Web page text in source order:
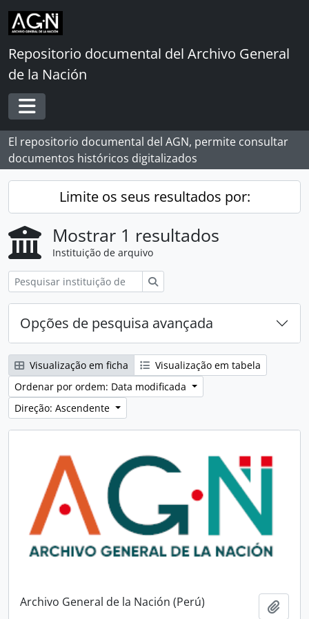
Skip to main content
Repositorio documental del Archivo General
de la Nación
Toggle navigation
El repositorio documental del AGN, permite consultar
documentos históricos digitalizados
Limite os seus resultados por:
Mostrar 1 resultados
Instituição de arquivo
Opções de pesquisa avançada
Visualização em ficha
Visualização em tabela
Ordenar por ordem: Data modificada
Direção: Ascendente
Archivo General de la Nación (Perú)